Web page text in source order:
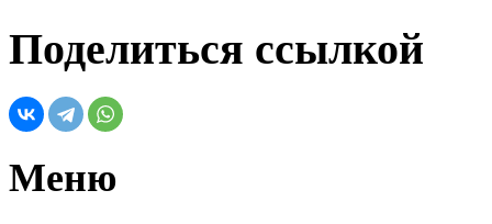
Поделиться ссылкой
Меню